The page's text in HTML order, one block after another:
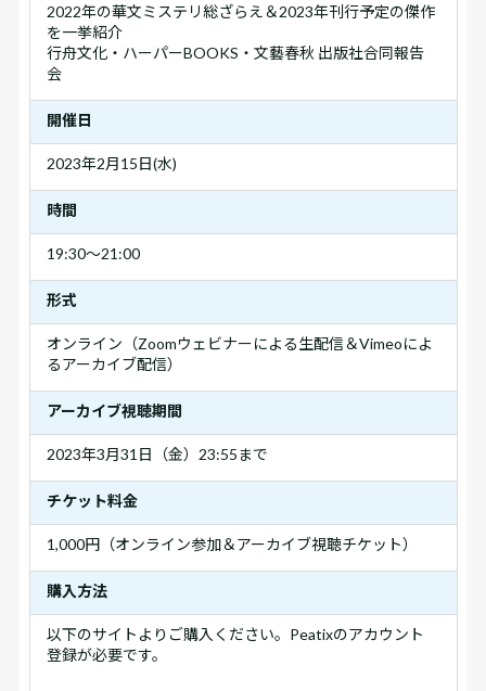
2022年の華文ミステリ総ざらえ＆2023年刊行予定の傑作
を一挙紹介
行舟文化・ハーパーBOOKS・文藝春秋 出版社合同報告
会
開催日
2023年2月15日(水)
時間
19:30～21:00
形式
オンライン（Zoomウェビナーによる生配信＆Vimeoによ
るアーカイブ配信）
アーカイブ視聴期間
2023年3月31日（金）23:55まで
チケット料金
1,000円（オンライン参加＆アーカイブ視聴チケット）
購入方法
以下のサイトよりご購入ください。Peatixのアカウント
登録が必要です。